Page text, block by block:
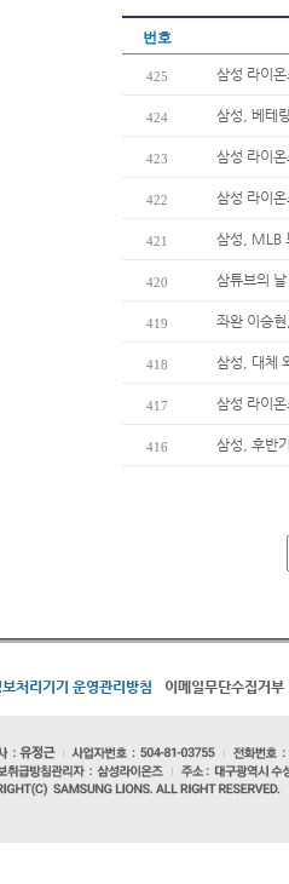
번호
425 삼성 라이
424 삼성, 베테
423 삼성 라이
422 삼성 라이
421 삼성, MLB
420 삼튜브의
419 좌완 이승
418 삼성, 대체
417 삼성 라이
416 삼성, 후반
처리기기 운영관리방침 이메일무단수집거부